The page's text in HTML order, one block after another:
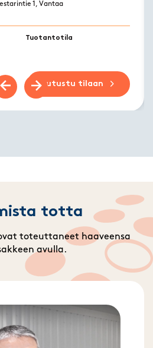
1, Vantaa
Tuotantotila
Tutustu tilaan
Previous slide
Next slide
totta
toteuttaneet haaveensa
avulla.